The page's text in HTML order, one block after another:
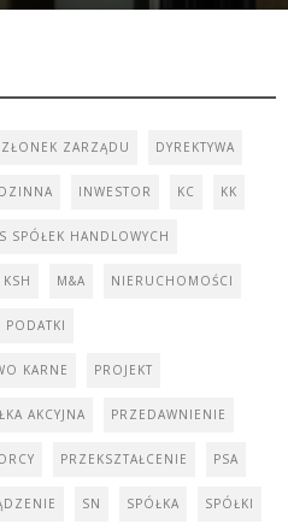
ZARZĄDU DYREKTYWA
INWESTOR KC KK
SPÓŁEK HANDLOWYCH
KSH M&A NIERUCHOMOŚCI
PODATKI
KARNE PROJEKT
AKCYJNA PRZEDAWNIENIE
PRZEKSZTAŁCENIE PSA
SN SPÓŁKA SPÓŁKI